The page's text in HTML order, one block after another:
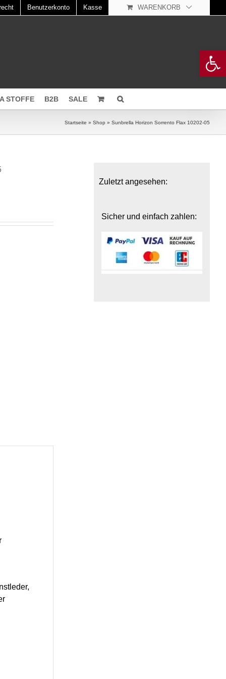
Benutzerkonto Kasse WARENKORB
STOFFE B2B SALE
Startseite » Shop » Sunbrella Horizon Sorrento Flax 10202-05
Zuletzt angesehen:
Sicher und einfach zahlen: